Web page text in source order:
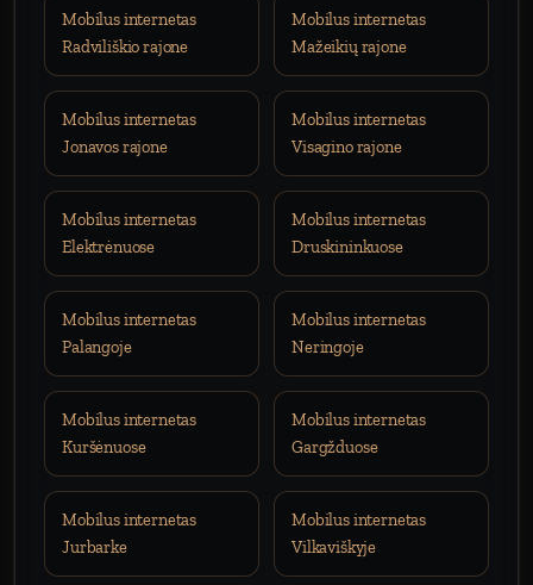
Mobilus internetas
Radviliškio rajone
Mobilus internetas
Mažeikių rajone
Mobilus internetas
Jonavos rajone
Mobilus internetas
Visagino rajone
Mobilus internetas
Elektrėnuose
Mobilus internetas
Druskininkuose
Mobilus internetas
Palangoje
Mobilus internetas
Neringoje
Mobilus internetas
Kuršėnuose
Mobilus internetas
Gargžduose
Mobilus internetas
Jurbarke
Mobilus internetas
Vilkaviškyje